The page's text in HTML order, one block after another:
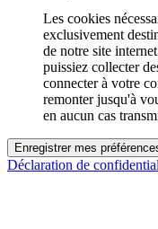
Les cookies
exclusivement
de notre site
puissiez collecter
connecter à votre
remonter jusqu'à
en aucun cas
Enregistrer mes
Déclaration de